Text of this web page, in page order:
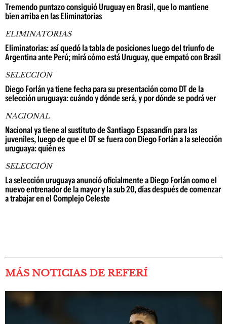
Tremendo puntazo consiguió Uruguay en Brasil, que lo mantiene
bien arriba en las Eliminatorias
ELIMINATORIAS
Eliminatorias: así quedó la tabla de posiciones luego del triunfo de
Argentina ante Perú; mirá cómo está Uruguay, que empató con Brasil
SELECCIÓN
Diego Forlán ya tiene fecha para su presentación como DT de la
selección uruguaya: cuándo y dónde será, y por dónde se podrá ver
NACIONAL
Nacional ya tiene al sustituto de Santiago Espasandín para las
juveniles, luego de que el DT se fuera con Diego Forlán a la selección
uruguaya: quién es
SELECCIÓN
La selección uruguaya anunció oficialmente a Diego Forlán como el
nuevo entrenador de la mayor y la sub 20, días después de comenzar
a trabajar en el Complejo Celeste
MÁS NOTICIAS DE REFERÍ